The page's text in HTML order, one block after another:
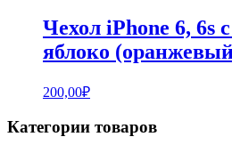
Чехол iPhone 6, 6s
яблоко
200,00₽
Категории товаров